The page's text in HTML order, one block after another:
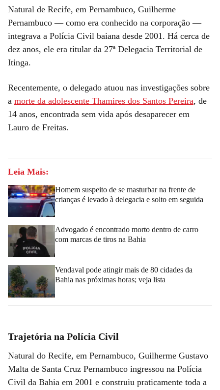
Natural de Recife, em Pernambuco, Guilherme
Pernambuco — como era conhecido na corporação —
integrava a Polícia Civil baiana desde 2001. Há cerca de
dez anos, ele era titular da 27ª Delegacia Territorial de
Itinga.
Recentemente, o delegado atuou nas investigações sobre
a morte da adolescente Thamires dos Santos Pereira, de
14 anos, encontrada sem vida após desaparecer em
Lauro de Freitas.
Leia Mais:
Homem suspeito de se masturbar na frente de
crianças é levado à delegacia e solto em seguida
Advogado é encontrado morto dentro de carro
com marcas de tiros na Bahia
Vendaval pode atingir mais de 80 cidades da
Bahia nas próximas horas; veja lista
Trajetória na Polícia Civil
Natural do Recife, em Pernambuco, Guilherme Gustavo
Malta de Santa Cruz Pernambuco ingressou na Polícia
Civil da Bahia em 2001 e construiu praticamente toda a